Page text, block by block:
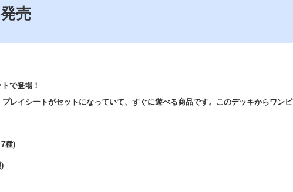
売
で登場！
レイシートがセットになっていて、すぐに遊べる商品です。このデッキからワンピ
種)